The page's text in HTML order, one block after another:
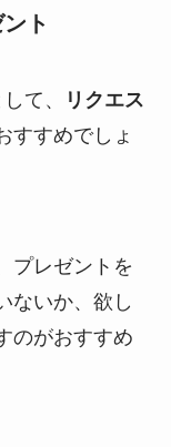
ト
て、
リクエス
すすめでしょ
プレゼントを
ないか、欲し
のがおすすめ